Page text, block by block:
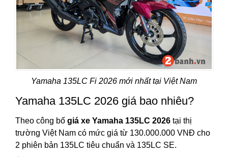
Yamaha 135LC Fi 2026 mới nhất tại Việt Nam
Yamaha 135LC 2026 giá bao nhiêu?
Theo công bố giá xe Yamaha 135LC 2026 tại thị
trường Việt Nam có mức giá từ 130.000.000 VNĐ cho
2 phiên bản 135LC tiêu chuẩn và 135LC SE.